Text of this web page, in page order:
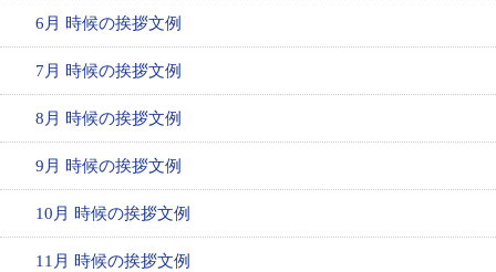
6月 時候の挨拶文例
7月 時候の挨拶文例
8月 時候の挨拶文例
9月 時候の挨拶文例
10月 時候の挨拶文例
11月 時候の挨拶文例